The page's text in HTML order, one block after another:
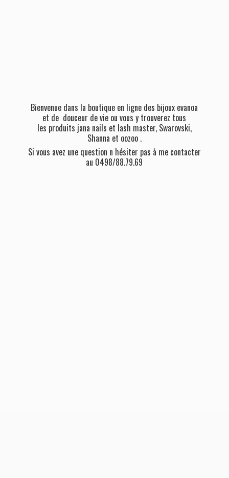
Bienvenue dans la boutique en ligne des bijoux evanoa
et de douceur de vie ou vous y trouverez tous
les produits jana nails et lash master, Swarovski,
Shanna et oozoo .
Si vous avez une question n hésiter pas à me contacter
au 0498/88.79.69